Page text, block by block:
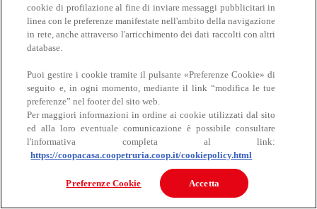
Carne
Carne
Bovino
cookie di profilazione al fine di inviare messaggi pubblicitari in
linea con le preferenze manifestate nell'ambito della navigazione
in rete, anche attraverso l'arricchimento dei dati raccolti con altri
database.
Puoi gestire i cookie tramite il pulsante «Preferenze Cookie» di
seguito e, in ogni momento, mediante il link “modifica le tue
preferenze” nel footer del sito web.
Per maggiori informazioni in ordine ai cookie utilizzati dal sito
ed alla loro eventuale comunicazione è possibile consultare
l'informativa completa al link:
https://coopacasa.coopetruria.coop.it/cookiepolicy.html
Preferenze Cookie Accetta